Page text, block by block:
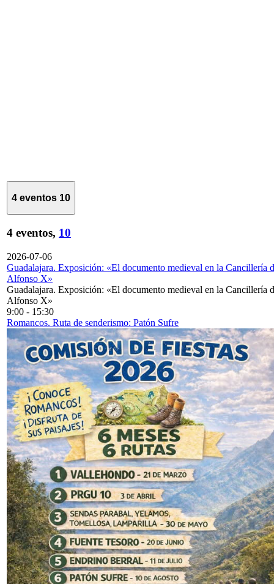
4 eventos 10
4 eventos, 10
2026-07-06
Guadalajara. Exposición: «El documento medieval en la Cancillería
Alfonso X»
Guadalajara. Exposición: «El documento medieval en la Cancillería
Alfonso X»
9:00 - 15:30
Romancos. Ruta de senderismo: Patón Sufre